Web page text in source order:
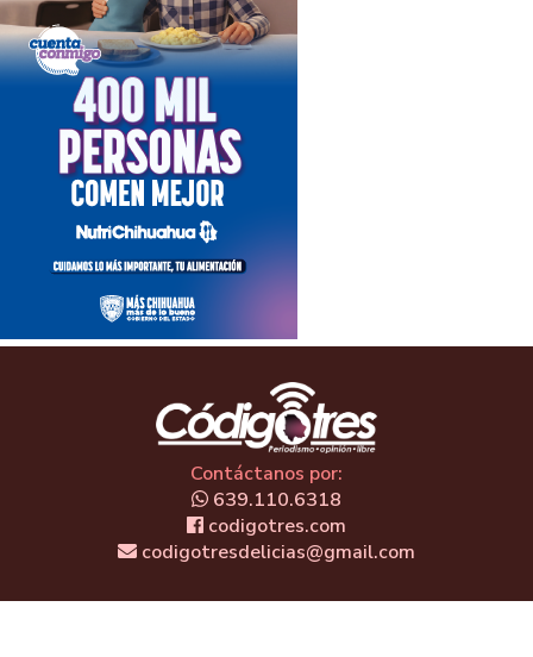
Contáctanos por:
639.110.6318
codigotres.com
codigotresdelicias@gmail.com